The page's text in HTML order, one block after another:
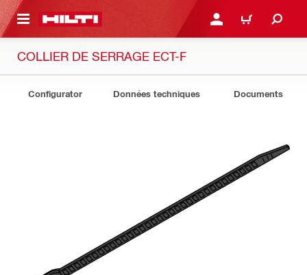
SE CONNECTER OU
PANIER
COLLIER DE SERRAGE ECT-F
Configurator Données techniques Documents